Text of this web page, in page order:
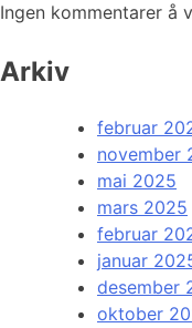
Ingen kommentarer å
Arkiv
februar
november
mai 2025
mars 2025
februar
januar
desember
oktober